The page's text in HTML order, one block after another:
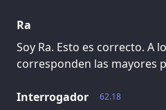
Ra
Soy Ra. Esto es correcto. A
corresponden las mayores
62.18
Interrogador